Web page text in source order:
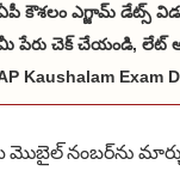
కౌశలం ఎగ్జామ్ డేట్స్
పేరు చెక్ చేయండి, లేట్
Kaushalam Exam
నంబర్‌ను